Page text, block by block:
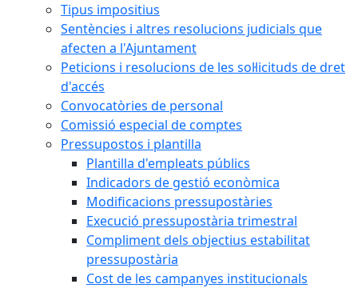
Tipus impositius
Sentències i altres resolucions judicials que
afecten a l'Ajuntament
Peticions i resolucions de les sol·licituds de dret
d'accés
Convocatòries de personal
Comissió especial de comptes
Pressupostos i plantilla
Plantilla d'empleats públics
Indicadors de gestió econòmica
Modificacions pressupostàries
Execució pressupostària trimestral
Compliment dels objectius estabilitat
pressupostària
Cost de les campanyes institucionals